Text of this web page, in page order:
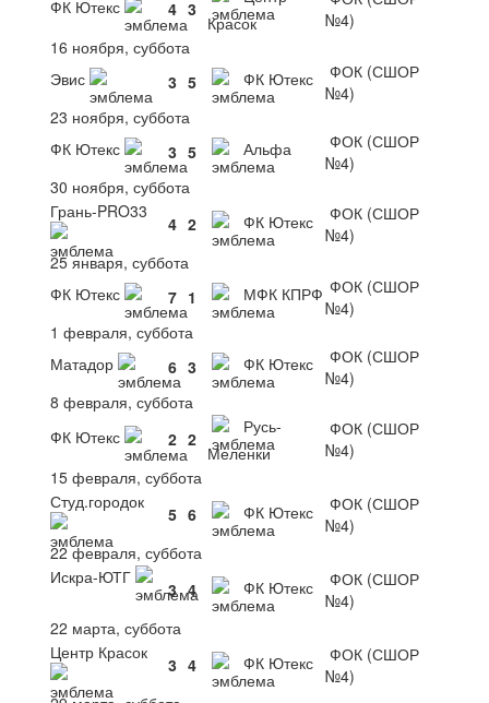
ФК Ютекс
4 3
Красок
№4)
16 ноября, суббота
Эвис
3 5 ФК Ютекс
ФОК (СШОР
№4)
23 ноября, суббота
ФК Ютекс
3 5 Альфа
ФОК (СШОР
№4)
30 ноября, суббота
Грань-PRO33
4 2 ФК Ютекс
ФОК (СШОР
№4)
25 января, суббота
ФК Ютекс
7 1 МФК КПРФ ФОК (СШОР
№4)
1 февраля, суббота
Матадор
6 3 ФК Ютекс
ФОК (СШОР
№4)
8 февраля, суббота
ФК Ютекс
2 2
Русь-
Меленки
ФОК (СШОР
№4)
15 февраля, суббота
Студ.городок
5 6 ФК Ютекс
ФОК (СШОР
№4)
22 февраля, суббота
Искра-ЮТГ
3 4 ФК Ютекс
ФОК (СШОР
№4)
22 марта, суббота
Центр Красок
3 4 ФК Ютекс
ФОК (СШОР
№4)